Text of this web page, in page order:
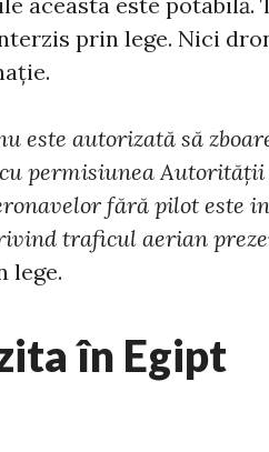
prin lege. Nici
este autorizată să
permisiunea
fără pilot este
traficul aerian
lege.
în Egipt